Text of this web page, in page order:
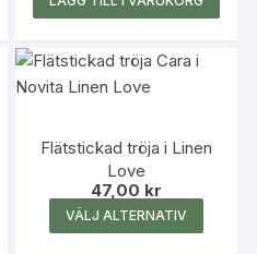
Flätstickad tröja i Linen
Love
47,00 kr
VÄLJ ALTERNATIV
här